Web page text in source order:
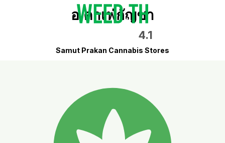
อ.คาเฟ่กัญชา
4.1
Samut Prakan Cannabis Stores